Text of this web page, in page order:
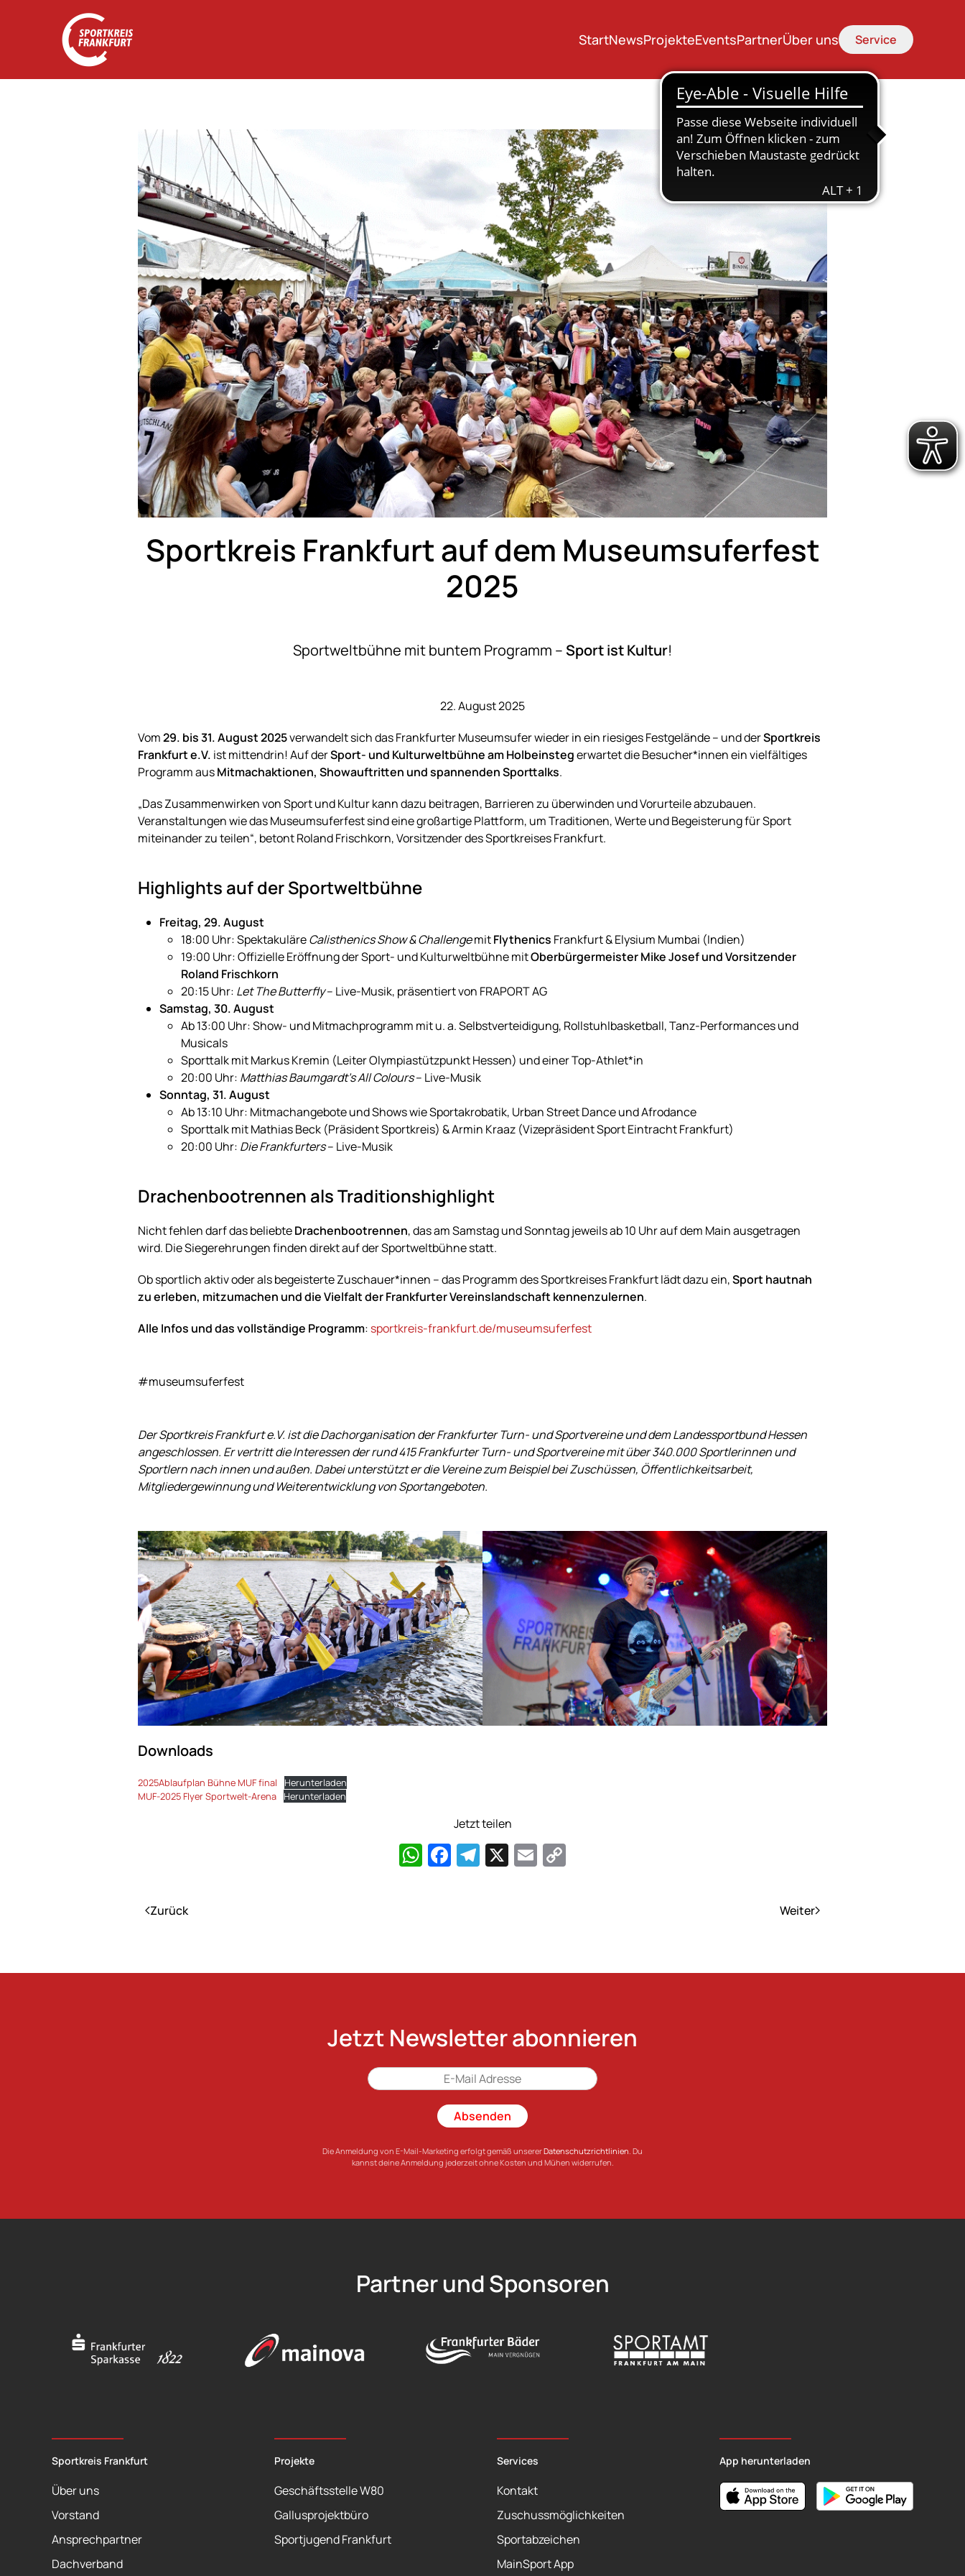
Zum Hauptinhalt springen StartNewsProjekteEventsPartnerÜber uns Service
Sportkreis Frankfurt auf dem Museumsuferfest
2025
Sportweltbühne mit buntem Programm – Sport ist Kultur!
22. August 2025
Vom29. bis 31. August 2025verwandelt sich das Frankfurter Museumsufer wieder in ein riesiges Festgelände – und derSportkreis
Frankfurt e.V. ist mittendrin! Auf derSport- und Kulturweltbühne am Holbeinstegerwartet die Besucher*innen ein vielfältiges
Programm ausMitmachaktionen, Showauftritten und spannenden Sporttalks.
„Das Zusammenwirken von Sport und Kultur kann dazu beitragen, Barrieren zu überwinden und Vorurteile abzubauen.
Veranstaltungen wie das Museumsuferfest sind eine großartige Plattform, um Traditionen, Werte und Begeisterung für Sport
miteinander zu teilen“, betont Roland Frischkorn, Vorsitzender des Sportkreises Frankfurt.
Highlights auf der Sportweltbühne
Freitag, 29. August
18:00 Uhr: SpektakuläreCalisthenics Show & ChallengemitFlythenics Frankfurt & Elysium Mumbai (Indien)
19:00 Uhr: Offizielle Eröffnung der Sport- und Kulturweltbühne mitOberbürgermeister Mike Josef und Vorsitzender
Roland Frischkorn
20:15 Uhr: Let The Butterfly– Live-Musik, präsentiert von FRAPORT AG
Samstag, 30. August
Ab 13:00 Uhr: Show- und Mitmachprogramm mit u. a. Selbstverteidigung, Rollstuhlbasketball, Tanz-Performances und
Musicals
Sporttalk mit Markus Kremin (Leiter Olympiastützpunkt Hessen) und einer Top-Athlet*in
20:00 Uhr: Matthias Baumgardt’s All Colours– Live-Musik
Sonntag, 31. August
Ab 13:10 Uhr: Mitmachangebote und Shows wie Sportakrobatik, Urban Street Dance und Afrodance
Sporttalk mit Mathias Beck (Präsident Sportkreis) & Armin Kraaz (Vizepräsident Sport Eintracht Frankfurt)
20:00 Uhr: Die Frankfurters– Live-Musik
Drachenbootrennen als Traditionshighlight
Nicht fehlen darf das beliebteDrachenbootrennen, das am Samstag und Sonntag jeweils ab 10 Uhr auf dem Main ausgetragen
wird. Die Siegerehrungen finden direkt auf der Sportweltbühne statt.
Ob sportlich aktiv oder als begeisterte Zuschauer*innen – das Programm des Sportkreises Frankfurt lädt dazu ein,Sport hautnah
zu erleben, mitzumachen und die Vielfalt der Frankfurter Vereinslandschaft kennenzulernen.
Alle Infos und das vollständige Programm: sportkreis-frankfurt.de/museumsuferfest
#museumsuferfest
Der Sportkreis Frankfurt e.V. ist die Dachorganisation der Frankfurter Turn- und Sportvereine und dem Landessportbund Hessen
angeschlossen. Er vertritt die Interessen der rund 415 Frankfurter Turn- und Sportvereine mit über 340.000 Sportlerinnen und
Sportlern nach innen und außen. Dabei unterstützt er die Vereine zum Beispiel bei Zuschüssen, Öffentlichkeitsarbeit,
Mitgliedergewinnung und Weiterentwicklung von Sportangeboten.
Downloads
2025Ablaufplan Bühne MUF final
Herunterladen
MUF-2025 Flyer Sportwelt-Arena
Herunterladen
Jetzt teilen
WhatsApp
Facebook
Telegram
X Email
Zurück Weiter
Jetzt Newsletter abonnieren
Absenden
Die Anmeldung von E-Mail-Marketing erfolgt gemäß unsererDatenschutzrichtlinien. Du
kannst deine Anmeldung jederzeit ohne Kosten und Mühen widerrufen.
Partner und Sponsoren
Sportkreis Frankfurt
Über uns
Vorstand
Ansprechpartner
Dachverband
Projekte
Geschäftsstelle W80
Gallusprojektbüro
Sportjugend Frankfurt
Services
Kontakt
Zuschussmöglichkeiten
Sportabzeichen
MainSport App
App herunterladen